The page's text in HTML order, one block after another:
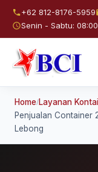
+62 812-8176-5959
Senin - Sabtu:
Home/Layanan
Penjualan Container
Lebong